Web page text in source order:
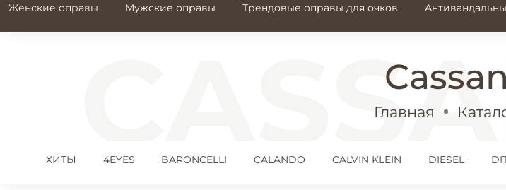
Женские оправы Мужские оправы Трендовые оправы для очков
Главная
ХИТЫ 4EYES BARONCELLI CALANDO CALVIN KLEIN DIESEL